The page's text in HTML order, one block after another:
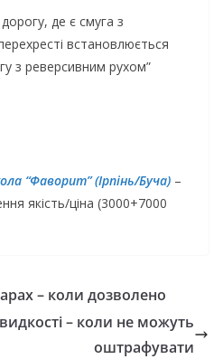
де є смуга з
встановлюється
з реверсивним рухом”
“Фаворит” (Ірпінь/Буча) –
якість/ціна (3000+7000
– коли дозволено
– коли не можуть
оштрафувати